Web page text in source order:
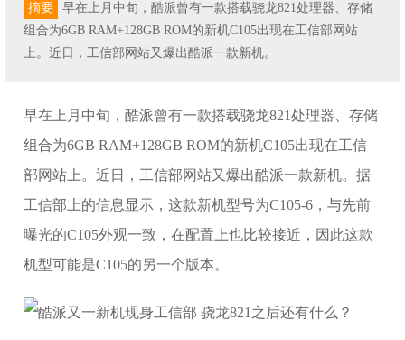
摘要
早在上月中旬，酷派曾有一款搭载骁龙821处理器、存储
组合为6GB RAM+128GB ROM的新机C105出现在工信部网站
上。近日，工信部网站又爆出酷派一款新机。
早在上月中旬，酷派曾有一款搭载骁龙821处理器、存储
组合为6GB RAM+128GB ROM的新机C105出现在工信
部网站上。近日，工信部网站又爆出酷派一款新机。据
工信部上的信息显示，这款新机型号为C105-6，与先前
曝光的C105外观一致，在配置上也比较接近，因此这款
机型可能是C105的另一个版本。